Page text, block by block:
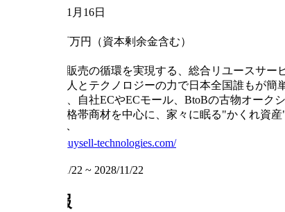
2001年1月16日
3,202百万円（資本剰余金含む）
買取・販売の循環を実現する、総合リユースサ
ます。人とテクノロジーの力で日本全国誰もが
管理し、自社ECやECモール、BtoBの古物オー
の高価格帯商材を中心に、家々に眠る"かくれ資
ウェブサイト
https://buysell-technologies.com/
2025/11/22 ~ 2028/11/22
求人情報